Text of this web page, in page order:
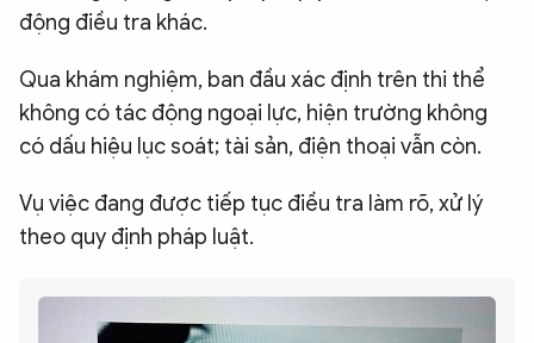
động điều tra khác.
Qua khám nghiệm, ban đầu xác định trên thi thể
không có tác động ngoại lực, hiện trường không
có dấu hiệu lục soát; tài sản, điện thoại vẫn còn.
Vụ việc đang được tiếp tục điều tra làm rõ, xử lý
theo quy định pháp luật.